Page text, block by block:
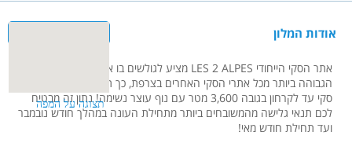
אודות המלון
אתר הסקי הייחודי LES 2 ALPES מציע לגולשים בו את נקודת הגלישה
הגבוהה ביותר מכל אתרי הסקי האחרים בצרפת, כך תוכלו להגיע עם מעלית
סקי עד לקרחון בגובה 3,600 מטר עם נוף עוצר נשימה! נתון זה מבטיח
לכם תנאי גלישה מהמשובחים ביותר מתחילת העונה במהלך חודש נובמבר
ועד תחילת חודש מאי!